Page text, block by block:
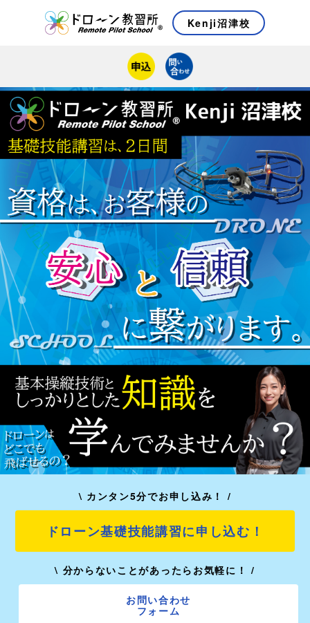
Kenji沼津校
\ カンタン5分でお申し込み！ /
ドローン基礎技能講習に申し込む！
\ 分からないことがあったらお気軽に！ /
お問い合わせ
フォーム